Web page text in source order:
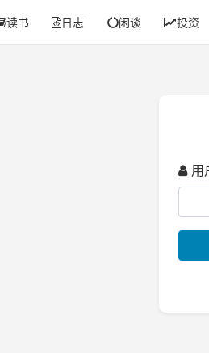
读书 日志 闲谈 投资
用